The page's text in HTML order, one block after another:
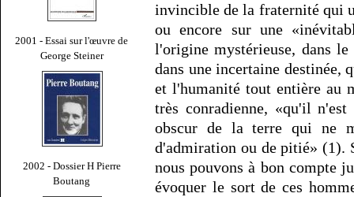
2001 - Essai sur l'œuvre de
George Steiner
2002 - Dossier H Pierre
Boutang
invincible de la fraternité qui
ou encore sur une
l'origine mystérieuse, dans
dans une incertaine destinée,
et l'humanité tout entière au
très conradienne, «qu'il
obscur de la terre qui ne
d'admiration ou de pitié» (1).
nous pouvons à bon compte
évoquer le sort de ces